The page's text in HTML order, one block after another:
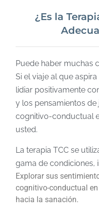
¿Es la
Puede haber muchas
Si el viaje al que
lidiar positivamente
y los pensamientos
cognitivo-conductual
usted.
La terapia TCC se
gama de condiciones,
Explorar sus
cognitivo-conductual
hacia la sanación.